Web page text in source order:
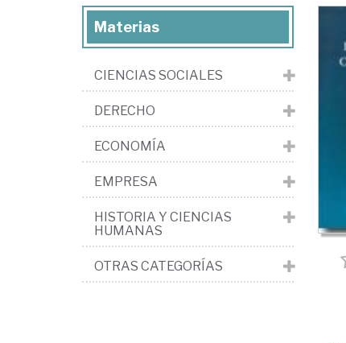
Materias
CIENCIAS SOCIALES
DERECHO
ECONOMÍA
EMPRESA
HISTORIA Y CIENCIAS
HUMANAS
OTRAS CATEGORÍAS